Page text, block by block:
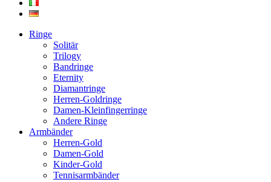
Ringe
Solitär
Trilogy
Bandringe
Eternity
Diamantringe
Herren-Goldringe
Damen-Kleinfingerringe
Andere Ringe
Armbänder
Herren-Gold
Damen-Gold
Kinder-Gold
Tennisarmbänder